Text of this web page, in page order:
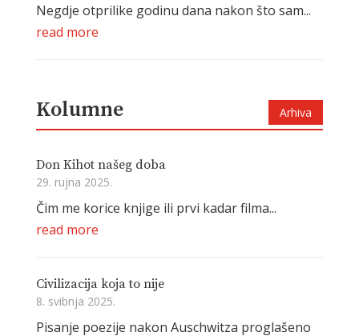
Negdje otprilike godinu dana nakon što sam...
read more
Kolumne Arhiva
Don Kihot našeg doba
29. rujna 2025.
Čim me korice knjige ili prvi kadar filma...
read more
Civilizacija koja to nije
8. svibnja 2025.
Pisanje poezije nakon Auschwitza proglašeno